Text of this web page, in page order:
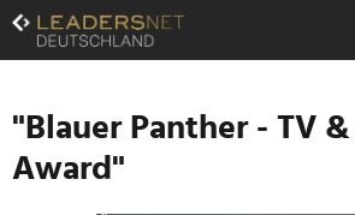
Zum
Inhalt
Zur
Navigation
Zur
Hauptnavigation
"Blauer Panther - TV
Award"